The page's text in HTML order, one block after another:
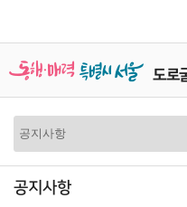
도로
공지사항